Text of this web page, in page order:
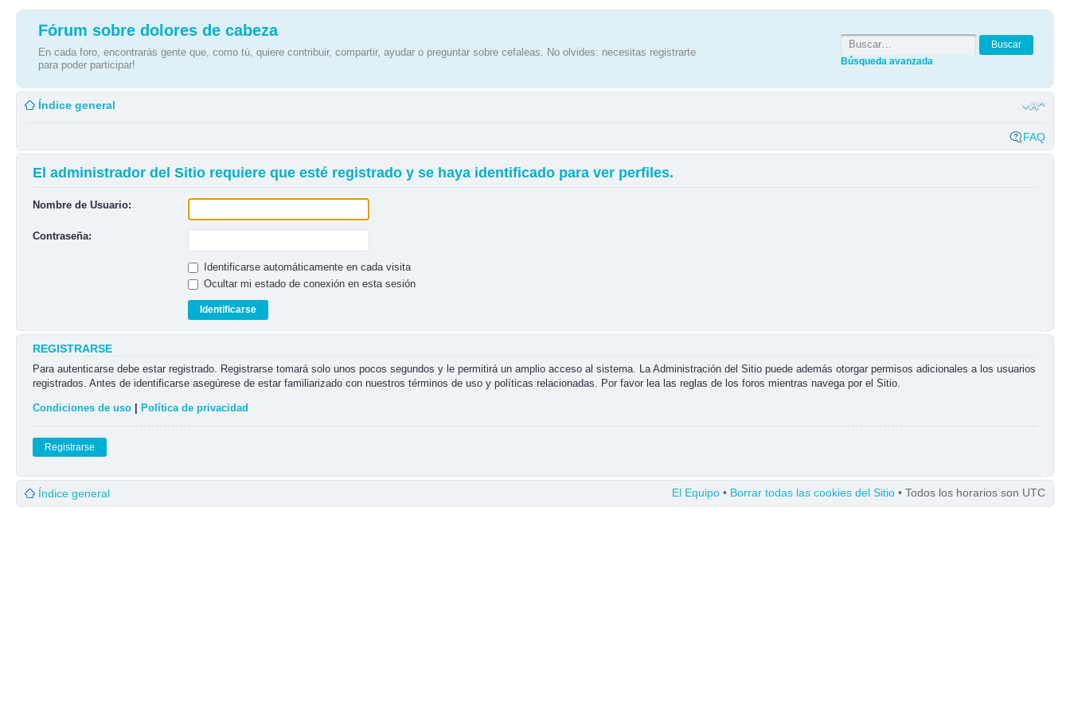
Fórum sobre dolores de cabeza
En cada foro, encontrarás gente que, como tú, quiere contribuir, compartir, ayudar o preguntar sobre cefaleas. No olvides: necesitas registrarte
para poder participar!
Búsqueda avanzada
Índice general
FAQ
El administrador del Sitio requiere que esté registrado y se haya identificado para ver perfiles.
Nombre de Usuario:
Contraseña:
Identificarse automáticamente en cada visita
Ocultar mi estado de conexión en esta sesión
REGISTRARSE
Para autenticarse debe estar registrado. Registrarse tomará solo unos pocos segundos y le permitirá un amplio acceso al sistema. La Administración del Sitio puede además otorgar permisos adicionales a los usuarios
registrados. Antes de identificarse asegúrese de estar familiarizado con nuestros términos de uso y políticas relacionadas. Por favor lea las reglas de los foros mientras navega por el Sitio.
Condiciones de uso Política de privacidad
Registrarse
Índice general El Equipo • Borrar todas las cookies del Sitio • Todos los horarios son UTC